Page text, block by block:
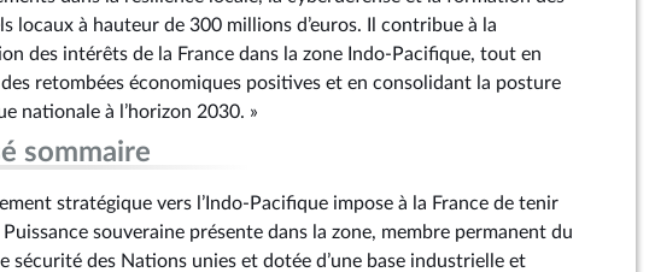
locaux à hauteur de 300 millions d’euros. Il contribue à la
des intérêts de la France dans la zone Indo-Pacifique, tout en
retombées économiques positives et en consolidant la posture
nationale à l’horizon 2030. »
sommaire
stratégique vers l’Indo-Pacifique impose à la France de tenir
souveraine présente dans la zone, membre permanent du
sécurité des Nations unies et dotée d’une base industrielle et